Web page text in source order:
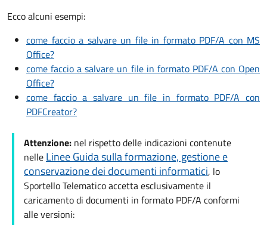
Ecco alcuni esempi:
come faccio a salvare un file in formato PDF/A con MS
Office?
come faccio a salvare un file in formato PDF/A con Open
Office?
come faccio a salvare un file in formato PDF/A con
PDFCreator?
Attenzione: nel rispetto delle indicazioni contenute
nelle Linee Guida sulla formazione, gestione e
conservazione dei documenti informatici, lo
Sportello Telematico accetta esclusivamente il
caricamento di documenti in formato PDF/A conformi
alle versioni: